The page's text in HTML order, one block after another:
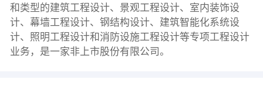
和类型的建筑工程设计、景观工程设计、室内装饰设
计、幕墙工程设计、钢结构设计、建筑智能化系统设
计、照明工程设计和消防设施工程设计等专项工程设计
业务，是一家非上市股份有限公司。